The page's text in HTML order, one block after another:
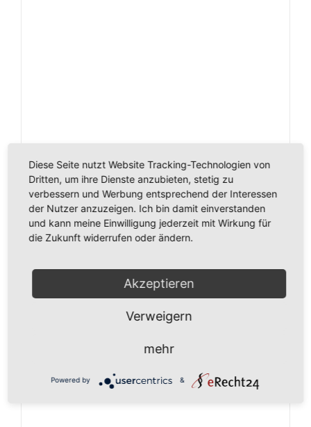
überholt,
€100,00 inkl. MwSt.
In den Warenkorb
Diese Seite nutzt Website Tracking-Technologien von
Dritten, um ihre Dienste anzubieten, stetig zu
verbessern und Werbung entsprechend der Interessen
der Nutzer anzuzeigen. Ich bin damit einverstanden
und kann meine Einwilligung jederzeit mit Wirkung für
die Zukunft widerrufen oder ändern.
Akzeptieren
Verweigern
mehr
Powered by &